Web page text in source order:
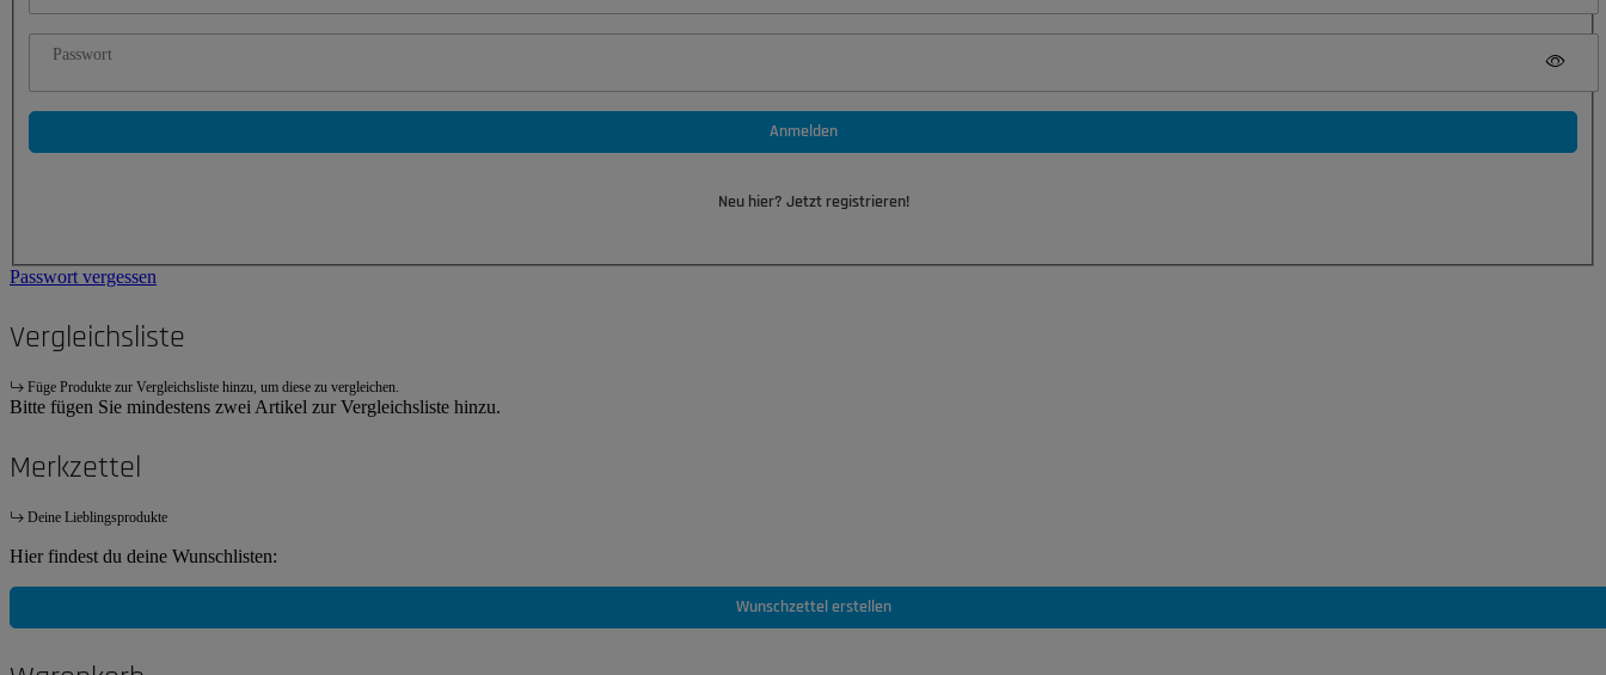
Passwort
Anmelden
Neu hier? Jetzt registrieren!
Passwort vergessen
Vergleichsliste
Füge Produkte zur Vergleichsliste hinzu, um diese zu vergleichen.
Bitte fügen Sie mindestens zwei Artikel zur Vergleichsliste hinzu.
Merkzettel
Deine Lieblingsprodukte
Hier findest du deine Wunschlisten:
Wunschzettel erstellen